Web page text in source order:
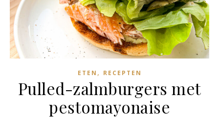
ETEN , RECEPTEN
Pulled-zalmburgers met
pestomayonaise